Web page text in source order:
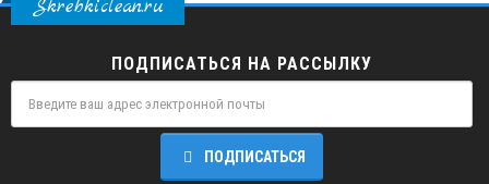
Skrebkiclean.ru
ПОДПИСАТЬСЯ НА РАССЫЛКУ
ПОДПИСАТЬСЯ